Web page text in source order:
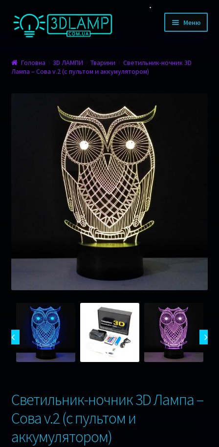
Перейти до навігації
Перейти до контенту Меню
Дизайн
Мультфільми
Ігри
Відгуки
Сертифікати
Гарантія 1 рік !
Головна 3D ЛАМПИ Тварини
Светильник-ночник 3D
Лампа – Сова v.2 (с пультом и аккумулятором)
Светильник-ночник 3D Лампа –
Сова v.2 (с пультом и
аккумулятором)